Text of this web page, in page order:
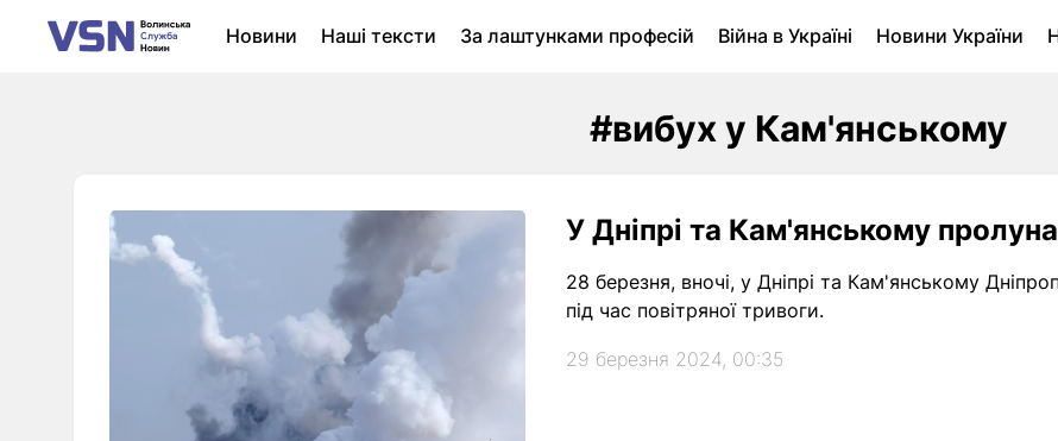
Новини Наші тексти За лаштунками професій Війна в Україні Новини України
#вибух у Кам'янському
У Дніпрі та Кам'янському
28 березня, вночі, у Дніпрі та Кам'янському
під час повітряної тривоги.
29 березня 2024, 00:35